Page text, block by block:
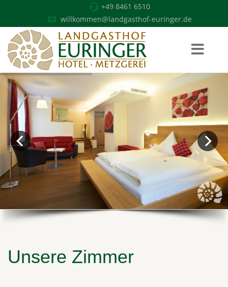
+49 8461 6510
willkommen@landgasthof-euringer.de
Unsere Zimmer